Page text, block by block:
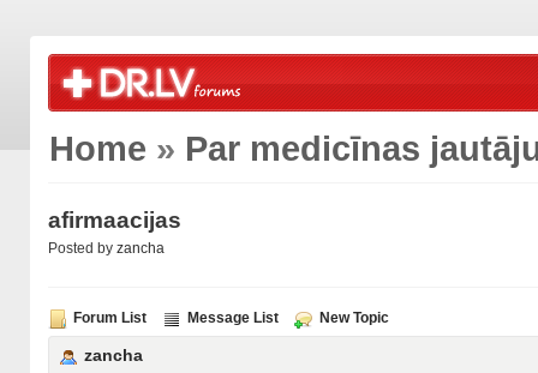
Home » Par medicīnas
afirmaacijas
Posted by zancha
Forum List Message List New Topic
zancha